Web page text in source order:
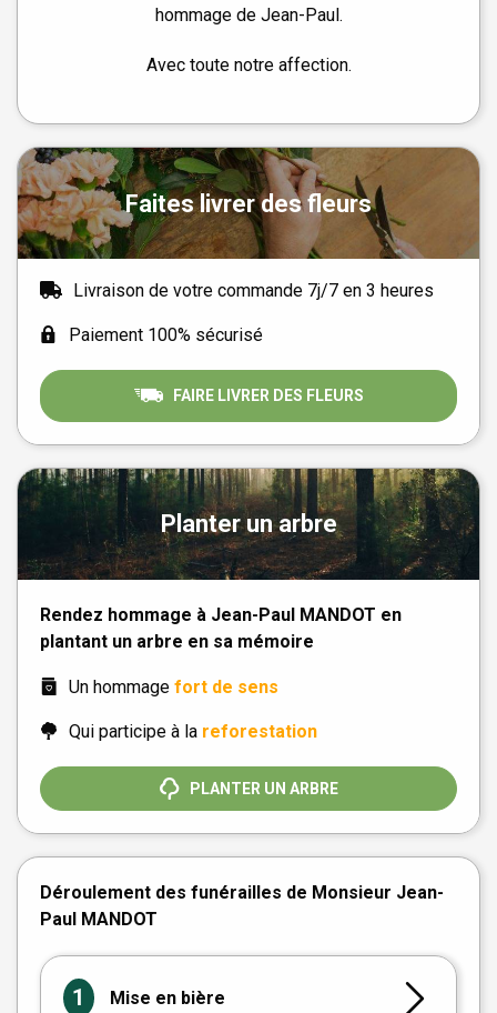
hommage de Jean-Paul.
Avec toute notre affection.
Faites livrer des fleurs
Livraison de votre commande 7j/7 en 3 heures
Paiement 100% sécurisé
FAIRE LIVRER DES FLEURS
Planter un arbre
Rendez hommage à Jean-Paul MANDOT en
plantant un arbre en sa mémoire
Un hommage fort de sens
Qui participe à la reforestation
PLANTER UN ARBRE
Déroulement des funérailles de Monsieur Jean-
Paul MANDOT
1 Mise en bière